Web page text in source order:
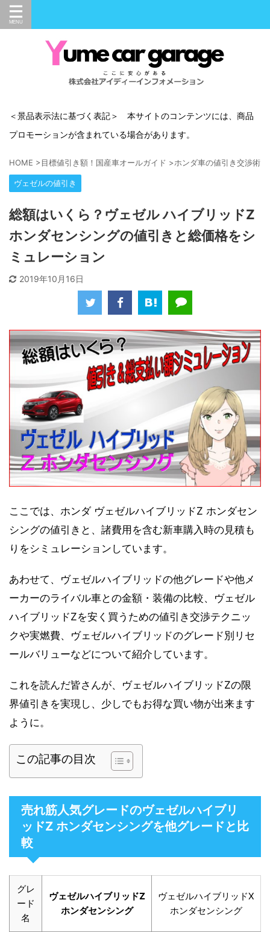
＜景品表示法に基づく表記＞ 本サイトのコンテンツには、商品
プロモーションが含まれている場合があります。
HOME >目標値引き額！国産車オールガイド >ホンダ車の値引き交渉術
ヴェゼルの値引き
総額はいくら？ヴェゼル ハイブリッドZ
ホンダセンシングの値引きと総価格をシ
ミュレーション
2019年10月16日
ここでは、ホンダ ヴェゼルハイブリッドZ ホンダセン
シングの値引きと、諸費用を含む新車購入時の見積も
りをシミュレーションしています。
あわせて、ヴェゼルハイブリッドの他グレードや他メ
ーカーのライバル車との金額・装備の比較、ヴェゼル
ハイブリッドZを安く買うための値引き交渉テクニッ
クや実燃費、ヴェゼルハイブリッドのグレード別リセ
ールバリューなどについて紹介しています。
これを読んだ皆さんが、ヴェゼルハイブリッドZの限
界値引きを実現し、少しでもお得な買い物が出来ます
ように。
この記事の目次
売れ筋人気グレードのヴェゼルハイブリ
ッドZ ホンダセンシングを他グレードと比
較
グレ
ード
名
ヴェゼルハイブリッドZ
ホンダセンシング
ヴェゼルハイブリッドX
ホンダセンシング